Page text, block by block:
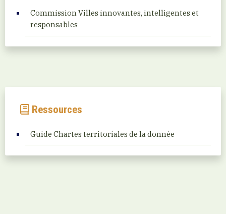
Commission Villes innovantes, intelligentes et
responsables
Ressources
Guide Chartes territoriales de la donnée